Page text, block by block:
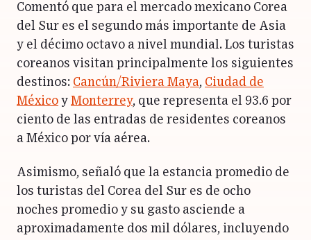
Comentó que para el mercado mexicano Corea
del Sur es el segundo más importante de Asia
y el décimo octavo a nivel mundial. Los turistas
coreanos visitan principalmente los siguientes
destinos: Cancún/Riviera Maya, Ciudad de
México y Monterrey, que representa el 93.6 por
ciento de las entradas de residentes coreanos
a México por vía aérea.
Asimismo, señaló que la estancia promedio de
los turistas del Corea del Sur es de ocho
noches promedio y su gasto asciende a
aproximadamente dos mil dólares, incluyendo